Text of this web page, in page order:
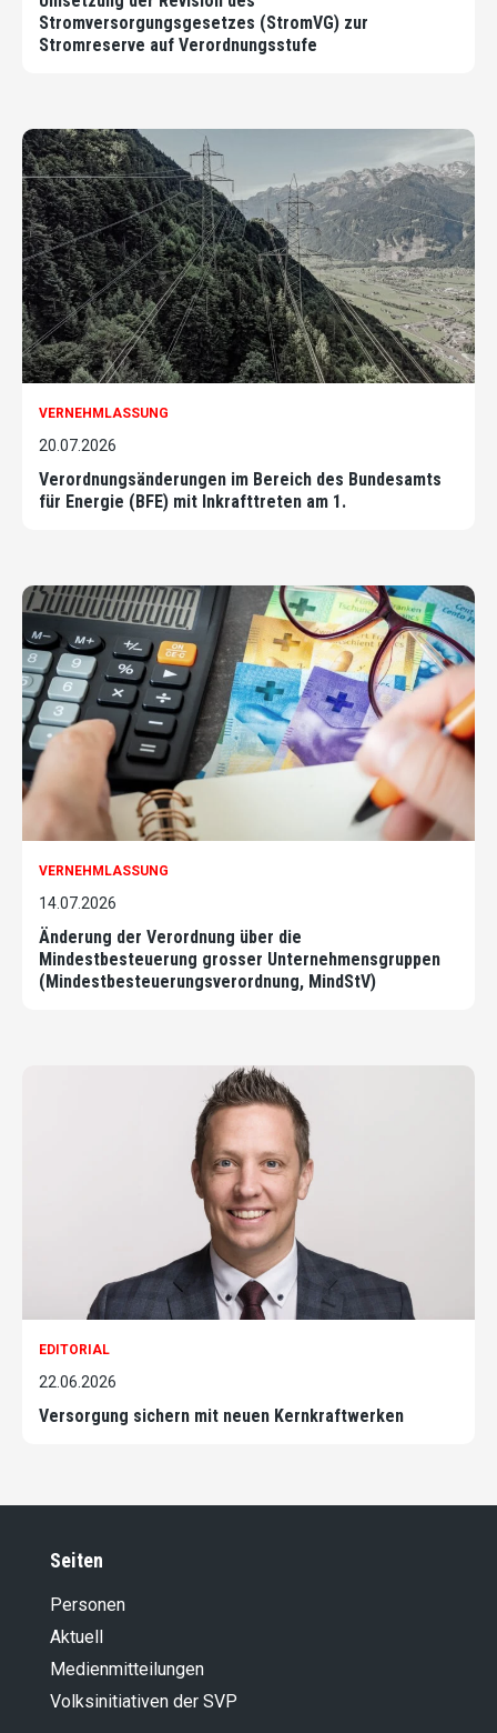
Stromversorgungsgesetzes (StromVG) zur
Stromreserve auf Verordnungsstufe
VERNEHMLASSUNG
20.07.2026
Verordnungsänderungen im Bereich des Bundesamts
für Energie (BFE) mit Inkrafttreten am 1.
VERNEHMLASSUNG
14.07.2026
Änderung der Verordnung über die
Mindestbesteuerung grosser Unternehmensgruppen
(Mindestbesteuerungsverordnung, MindStV)
EDITORIAL
22.06.2026
Versorgung sichern mit neuen Kernkraftwerken
Seiten
Personen
Aktuell
Medienmitteilungen
Volksinitiativen der SVP